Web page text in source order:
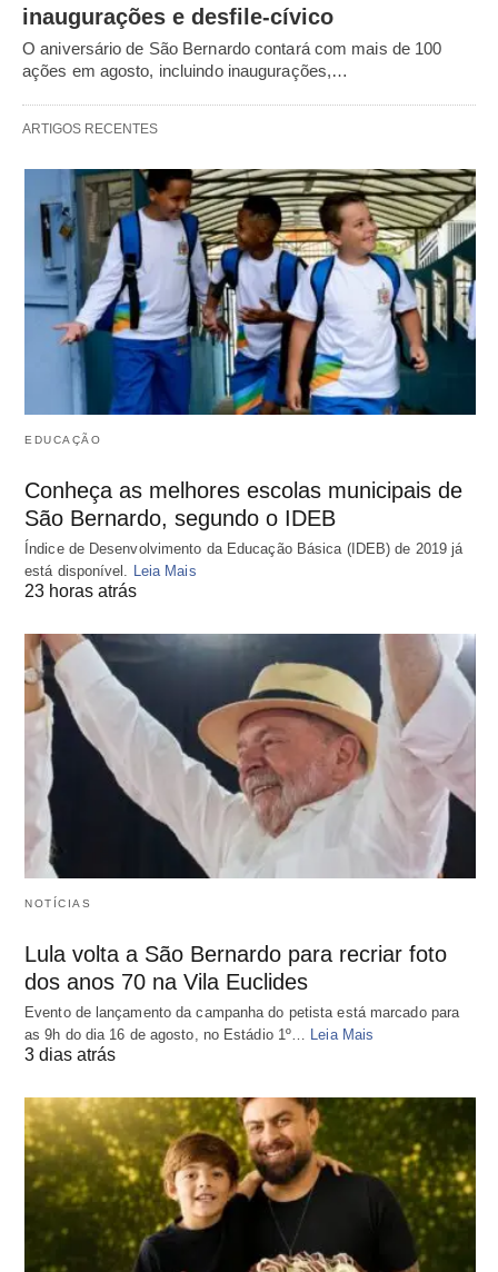
inaugurações e desfile-cívico
O aniversário de São Bernardo contará com mais de 100
ações em agosto, incluindo inaugurações,…
ARTIGOS RECENTES
EDUCAÇÃO
Conheça as melhores escolas municipais de
São Bernardo, segundo o IDEB
Índice de Desenvolvimento da Educação Básica (IDEB) de 2019 já
está disponível.
Leia Mais
23 horas atrás
NOTÍCIAS
Lula volta a São Bernardo para recriar foto
dos anos 70 na Vila Euclides
Evento de lançamento da campanha do petista está marcado para
as 9h do dia 16 de agosto, no Estádio 1º… Leia Mais
3 dias atrás